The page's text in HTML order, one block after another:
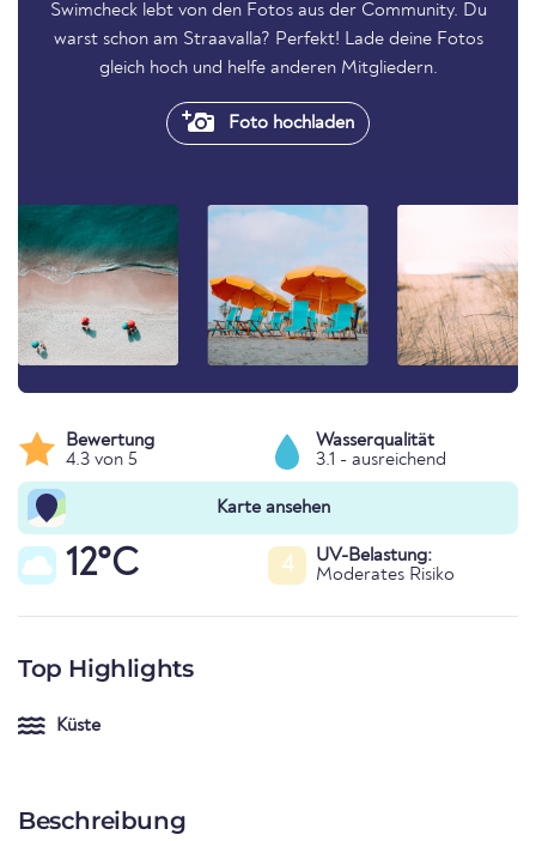
Swimcheck lebt von den Fotos aus der Community. Du
warst schon am Straavalla? Perfekt! Lade deine Fotos
gleich hoch und helfe anderen Mitgliedern.
Foto hochladen
Bewertung
4.3 von 5
Wasserqualität
3.1 - ausreichend
Karte ansehen
12°C 4
UV-Belastung:
Moderates Risiko
Top Highlights
Küste
Beschreibung